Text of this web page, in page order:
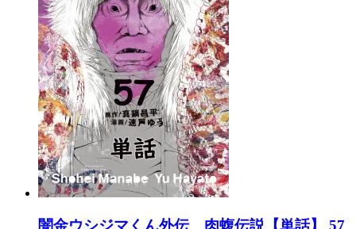
闇金ウシジマくん外伝 肉蝮伝説【単話】 57